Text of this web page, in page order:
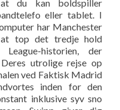
at du kan boldspiller
eller tablet. I
har Manchester
at top det tredje hold
League-historien, der
utrolige rejse op
ved Faktisk Madrid
inden for den
inklusive syv sno